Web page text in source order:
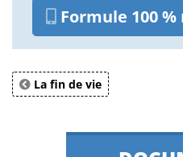
Formule 100
La fin de vie